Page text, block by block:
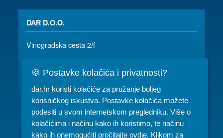
DAR D.O.O.
Vinogradska cesta 2/f
RADNO VRIJEME:
Komercijala: PON-PET 07-15h
🍪 Postavke kolačića i privatnosti?
dar.hr koristi kolačiće za pružanje boljeg
korisničkog iskustva. Postavke kolačića možete
podesiti u svom internetskom pregledniku. Više o
kolačićima i načinu kako ih koristimo, te načinu
kako ih onemogućiti pročitajte ovdje. Klikom za